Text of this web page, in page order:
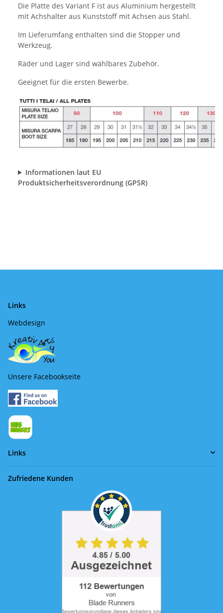
Die Platte des Variant F ist aus Aluminium hergestellt
mit Achshalter aus Kunststoff mit Achsen aus Stahl.
Im Lieferumfang enthalten sind die Stopper und
Werkzeug.
Räder und Lager sind wählbares Zubehör.
Geeignet für die ersten Bewerbe.
Informationen laut EU
Produktsicherheitsverordnung (GPSR)
Links
Webdesign
Unsere Facebookseite
Links
Zufriedene Kunden